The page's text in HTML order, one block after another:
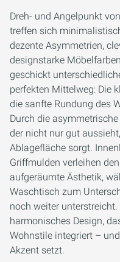
Dreh- und Angelpunkt
treffen sich
dezente Asymmetrien,
designstarke
geschickt
perfekten Mittelweg: Die
die sanfte Rundung des
Durch die
der nicht nur gut
Ablagefläche sorgt.
Griffmulden verleihen
aufgeräumte Ästhetik,
Waschtisch zum
noch weiter
harmonisches Design,
Wohnstile integriert –
Akzent setzt.